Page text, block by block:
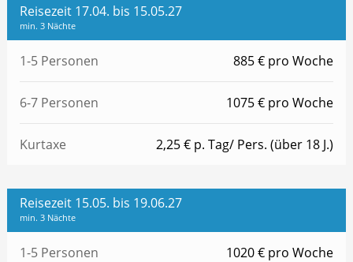
Reisezeit 17.04. bis 15.05.27
min. 3 Nächte
1-5 Personen 885 € pro Woche
6-7 Personen 1075 € pro Woche
Kurtaxe 2,25 € p. Tag/ Pers. (über 18 J.)
Reisezeit 15.05. bis 19.06.27
min. 3 Nächte
1-5 Personen 1020 € pro Woche